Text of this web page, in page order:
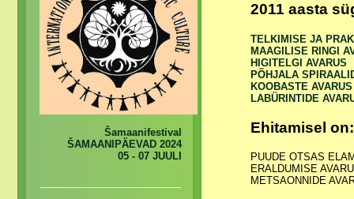
2011 aasta
TELKIMISE JA
MAAGILISE RINGI
HIGITELGI AVARUS
PÕHJALA
KOOBASTE AVARUS
LABÜRINTIDE
Ehitamisel on:
PUUDE OTSAS
ERALDUMISE
METSAONNIDE
Šamaanifestival
ŠAMAANIPÄEVAD 2024
05 - 07 JUULI